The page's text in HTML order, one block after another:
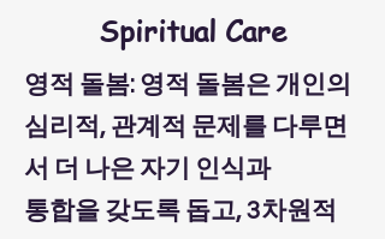
Spiritual Care
영적 돌봄: 영적 돌봄은 개인의
심리적, 관계적 문제를 다루면
서 더 나은 자기 인식과
통합을 갖도록 돕고, 3차원적